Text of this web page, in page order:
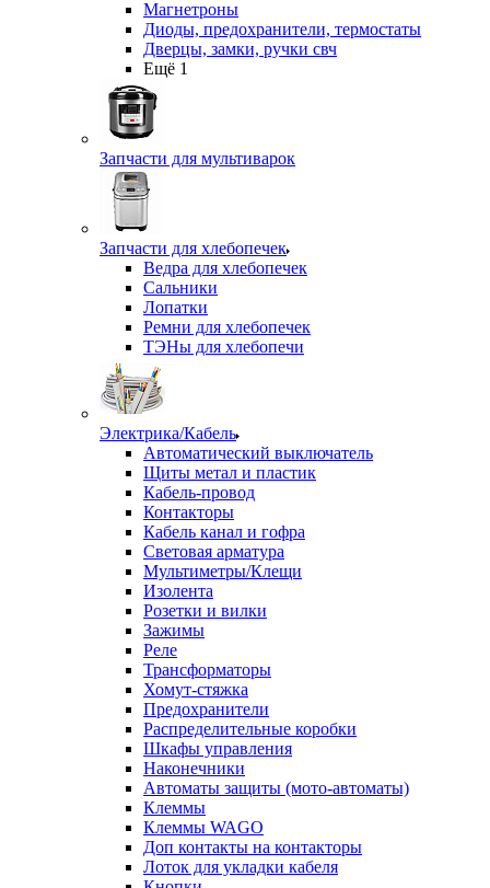
Магнетроны
Диоды, предохранители, термостаты
Дверцы, замки, ручки свч
Ещё 1
Запчасти для мультиварок
Запчасти для хлебопечек
Ведра для хлебопечек
Сальники
Лопатки
Ремни для хлебопечек
ТЭНы для хлебопечи
Электрика/Кабель
Автоматический выключатель
Щиты метал и пластик
Кабель-провод
Контакторы
Кабель канал и гофра
Световая арматура
Мультиметры/Клещи
Изолента
Розетки и вилки
Зажимы
Реле
Трансформаторы
Хомут-стяжка
Предохранители
Распределительные коробки
Шкафы управления
Наконечники
Автоматы защиты (мото-автоматы)
Клеммы
Клеммы WAGO
Доп контакты на контакторы
Лоток для укладки кабеля